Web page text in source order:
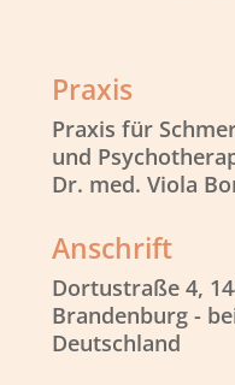
Praxis
Praxis für
und
Dr. med. Viola
Anschrift
Dortustraße 4,
Brandenburg -
Deutschland